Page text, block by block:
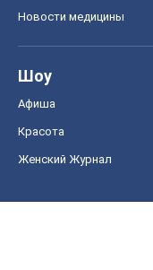
Новости медицины
Шоу
Афиша
Красота
Женский Журнал